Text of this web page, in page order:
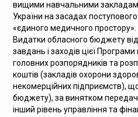
вищими навчальними
України на засадах поступового
«єдиного медичного простору».
Видатки обласного бюджету
завдань і заходів цієї
головних розпорядників та
коштів (закладів охорони
некомерційних підприємств),
бюджету), за винятком
інший рівень управління та